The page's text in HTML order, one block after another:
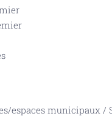
espaces municipaux /